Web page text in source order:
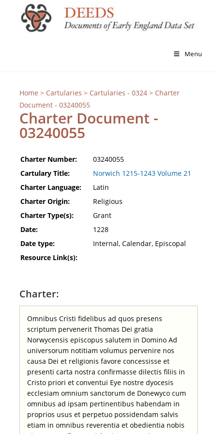
Menu
Home > Cartularies > Cartularies - 0324> Charter
Document - 03240055
Charter Document -
03240055
Charter Number:
03240055
Cartulary Title:
Norwich 1215-1243 Volume 21
Charter Language:
Latin
Charter Origin:
Religious
Charter Type(s):
Grant
Date:
1228
Date type:
Internal, Calendar, Episcopal
Resource Link(s):
Charter:
Omnibus Cristi fidelibus ad quos presens
scriptum pervenerit Thomas Dei gratia
Norwycensis episcopus salutem in Domino Ad
universorum notitiam volumus pervenire nos
causa Dei et religionis favore concessisse et
presenti carta nostra confirmasse dilectis filiis in
Cristo priori et conventui Eye nostre dyocesis
ecclesiam omnium sanctorum de Donewyco cum
omnibus ad ipsam pertinentibus habendam in
proprios usus et perpetuo possidendam salvis
etiam in omnibus reverentia et obedientia nobis